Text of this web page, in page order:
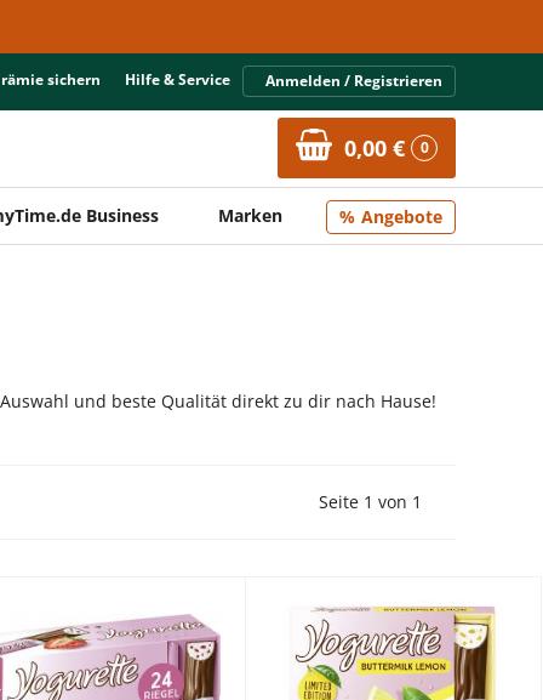
sichern Hilfe & Service Anmelden / Registrieren
0,00 € 0
Business Marken Angebote
und beste Qualität direkt zu dir nach Hause!
Vorherige Seite
Seite 1 von 1